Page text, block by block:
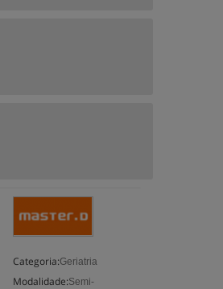
Categoria:Geriatria
Modalidade:Semi-